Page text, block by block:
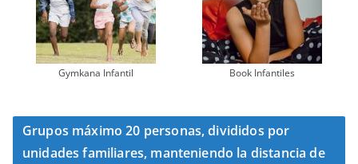
Gymkana Infantil Book Infantiles
Grupos máximo 20 personas, divididos por
unidades familiares, manteniendo la distancia de